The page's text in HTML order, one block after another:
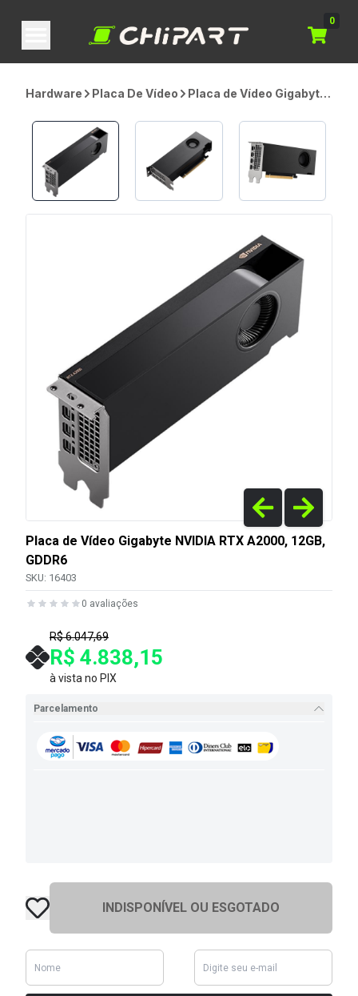
0
Hardware Placa De Vídeo
Placa de Vídeo Gigabyte
12GB, GDDR6
Placa de Vídeo Gigabyte NVIDIA RTX A2000, 12GB,
GDDR6
SKU: 16403
0 avaliações
R$ 6.047,69
R$ 4.838,15
à vista no PIX
Parcelamento
INDISPONÍVEL OU ESGOTADO